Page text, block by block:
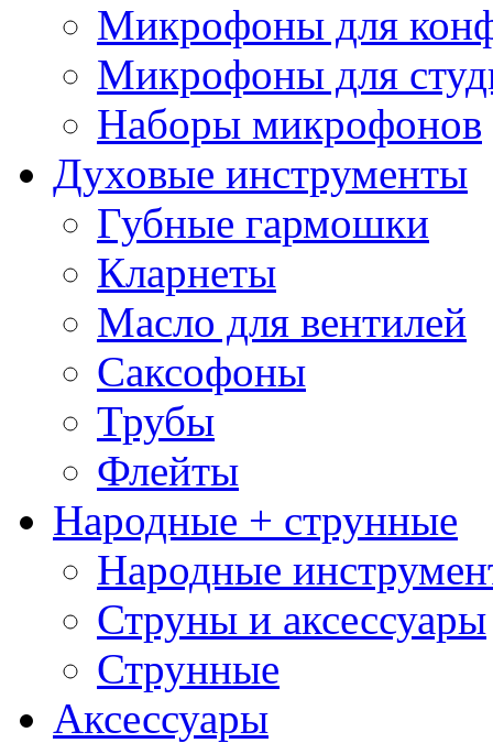
Микрофоны для
Микрофоны для
Наборы микрофонов
Духовые инструменты
Губные гармошки
Кларнеты
Масло для вентилей
Саксофоны
Трубы
Флейты
Народные + струнные
Народные
Струны и аксессуары
Струнные
Аксессуары